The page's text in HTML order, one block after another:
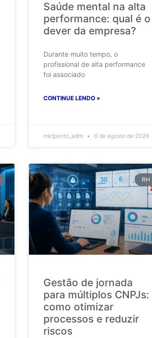
Saúde mental na alta
performance: qual é o
dever da empresa?
Durante muito tempo, o
profissional de alta performance
foi associado
CONTINUE LENDO »
mktponto_adm 6 de agosto de 2026
RH
Gestão de jornada
para múltiplos CNPJs:
como otimizar
processos e reduzir
riscos